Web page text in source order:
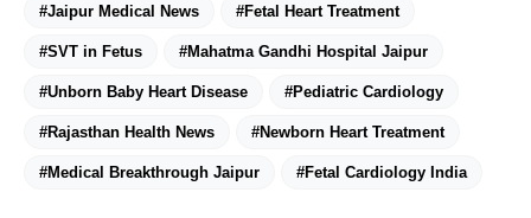
#Jaipur Medical News #Fetal Heart Treatment
#SVT in Fetus #Mahatma Gandhi Hospital Jaipur
#Unborn Baby Heart Disease #Pediatric Cardiology
#Rajasthan Health News #Newborn Heart Treatment
#Medical Breakthrough Jaipur #Fetal Cardiology India